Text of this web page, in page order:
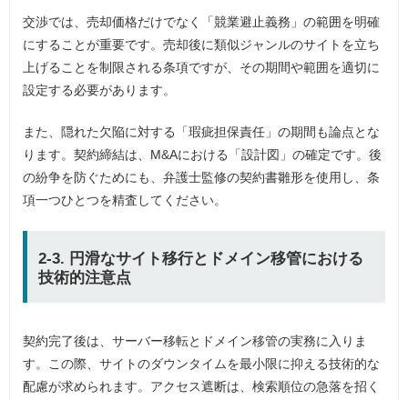
交渉では、売却価格だけでなく「競業避止義務」の範囲を明確
にすることが重要です。売却後に類似ジャンルのサイトを立ち
上げることを制限される条項ですが、その期間や範囲を適切に
設定する必要があります。
また、隠れた欠陥に対する「瑕疵担保責任」の期間も論点とな
ります。契約締結は、M&Aにおける「設計図」の確定です。後
の紛争を防ぐためにも、弁護士監修の契約書雛形を使用し、条
項一つひとつを精査してください。
2-3. 円滑なサイト移行とドメイン移管における
技術的注意点
契約完了後は、サーバー移転とドメイン移管の実務に入りま
す。この際、サイトのダウンタイムを最小限に抑える技術的な
配慮が求められます。アクセス遮断は、検索順位の急落を招く